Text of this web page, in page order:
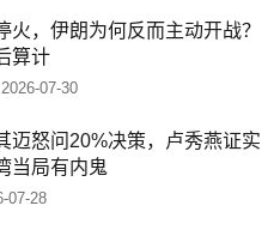
火，伊朗为何反而主动开战？
算计
2026-07-30
迈怒问20%决策，卢秀燕证实
当局有内鬼
07-28